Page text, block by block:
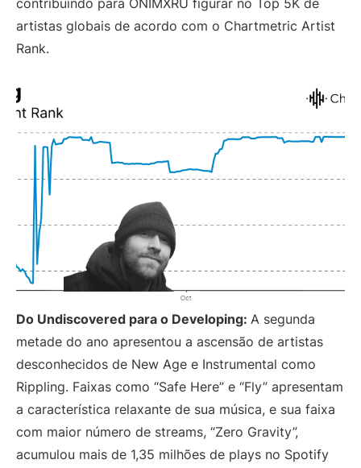
contribuindo para ONIMXRU figurar no Top 5K de
artistas globais de acordo com o Chartmetric Artist
Rank.
Do Undiscovered para o Developing: A segunda
metade do ano apresentou a ascensão de artistas
desconhecidos de New Age e Instrumental como
Rippling. Faixas como “Safe Here” e “Fly” apresentam
a característica relaxante de sua música, e sua faixa
com maior número de streams, “Zero Gravity”,
acumulou mais de 1,35 milhões de plays no Spotify